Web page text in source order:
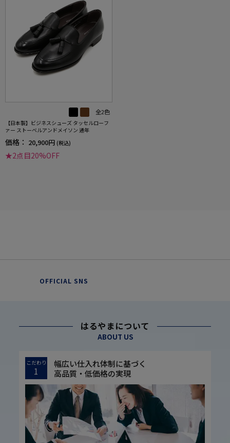
全2色
【日本製】ビジネスシューズ タッセルローフ
ァー ストーベルアンドメイソン 通年
価格： 20,900円 (税込)
★2点目20%OFF
OFFICIAL SNS
はるやまについて
ABOUT US
こだわり
1
幅広い仕入れ体制に基づく
高品質・低価格の実現